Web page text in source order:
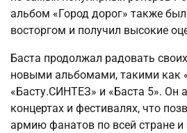
альбом «Город дорог» также
восторгом и получил высокие
Баста продолжал радовать
новыми альбомами, такими как
«Басту.СИНТЕЗ» и «Баста 5». Он
концертах и фестивалях, что
армию фанатов по всей стране и